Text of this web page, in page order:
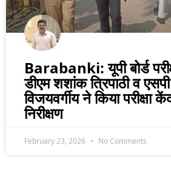
Barabanki: यूपी बोर्ड
डीएम शशांक त्रिपाठी व
विजयवर्गीय ने किया
निरीक्षण
February 23, 2026 No Comments